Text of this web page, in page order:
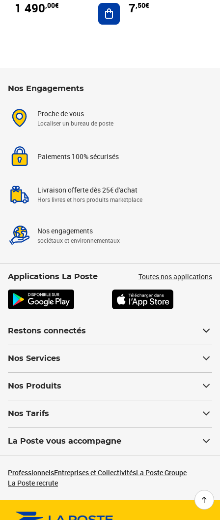
1 490,00€ Ajouter au panier
7,50€
Nos Engagements
Proche de vous
Localiser un bureau de poste
Paiements 100% sécurisés
Livraison offerte dès 25€ d'achat
Hors livres et hors produits marketplace
Nos engagements
sociétaux et environnementaux
Applications La Poste Toutes nos applications
Restons connectés
Nos Services
Nos Produits
Nos Tarifs
La Poste vous accompagne
ProfessionnelsEntreprises et CollectivitésLa Poste Groupe
La Poste recrute